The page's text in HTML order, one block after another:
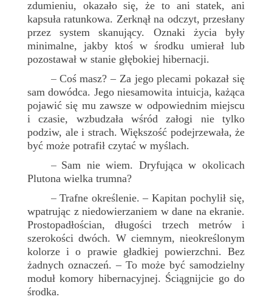
zdumieniu, okazało się, że to ani statek, ani
kapsuła ratunkowa. Zerknął na odczyt, przesłany
przez system skanujący. Oznaki życia były
minimalne, jakby ktoś w środku umierał lub
pozostawał w stanie głębokiej hibernacji.
– Coś masz? – Za jego plecami pokazał się
sam dowódca. Jego niesamowita intuicja, każąca
pojawić się mu zawsze w odpowiednim miejscu
i czasie, wzbudzała wśród załogi nie tylko
podziw, ale i strach. Większość podejrzewała, że
być może potrafił czytać w myślach.
– Sam nie wiem. Dryfująca w okolicach
Plutona wielka trumna?
– Trafne określenie. – Kapitan pochylił się,
wpatrując z niedowierzaniem w dane na ekranie.
Prostopadłościan, długości trzech metrów i
szerokości dwóch. W ciemnym, nieokreślonym
kolorze i o prawie gładkiej powierzchni. Bez
żadnych oznaczeń. – To może być samodzielny
moduł komory hibernacyjnej. Ściągnijcie go do
środka.